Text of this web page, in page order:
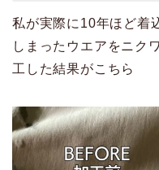
私が実際に10年ほど着
しまったウエアをニク
工した結果がこちら